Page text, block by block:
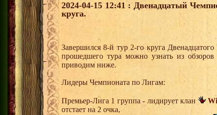
2024-04-15 12:41 : Двенадцатый
круга.
Завершился 8-й тур 2-го круга
прошедшего тура можно узнать из
приводим ниже.
Лидеры Чемпионата по Лигам:
Премьер-Лига 1 группа - лидирует клан
отстает на 2 очка,